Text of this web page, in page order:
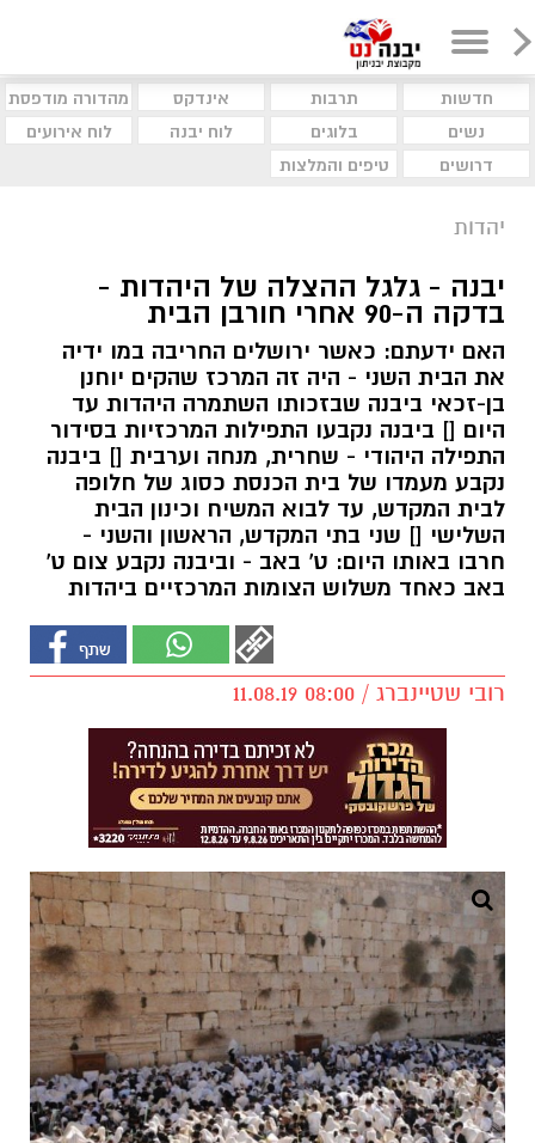
חדשות תרבות אינדקס
מהדורה מודפסת
נשים
בלוגים לוח יבנה
לוח אירועים
דרושים
טיפים והמלצות
יהדות
יבנה - גלגל ההצלה של היהדות -
בדקה ה-90 אחרי חורבן הבית
האם ידעתם: כאשר ירושלים החריבה במו ידיה
את הבית השני - היה זה המרכז שהקים יוחנן
בן-זכאי ביבנה שבזכותו השתמרה היהדות עד
היום [] ביבנה נקבעו התפילות המרכזיות בסידור
התפילה היהודי - שחרית, מנחה וערבית [] ביבנה
נקבע מעמדו של בית הכנסת כסוג של חלופה
לבית המקדש, עד לבוא המשיח וכינון הבית
השלישי [] שני בתי המקדש, הראשון והשני -
חרבו באותו היום: ט' באב - וביבנה נקבע צום ט'
באב כאחד משלוש הצומות המרכזיים ביהדות
רובי שטיינברג / 08:00 11.08.19